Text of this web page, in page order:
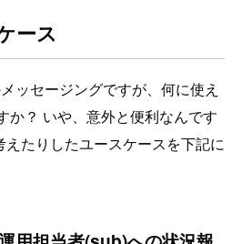
ース
ッセージングですが、何に使え
か？ いや、意外と便利なんです
たりしたユースケースを下記に